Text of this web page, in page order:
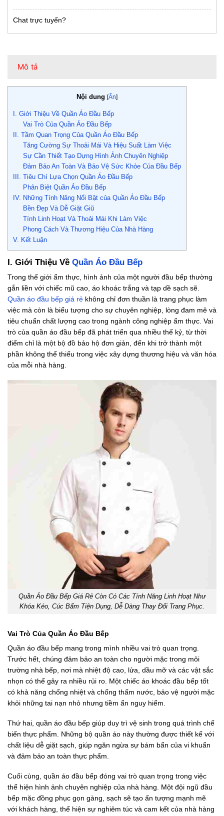
Chat trực tuyến?
Mô tả
Nội dung [Ẩn]
I. Giới Thiệu Về Quần Áo Đầu Bếp
Vai Trò Của Quần Áo Đầu Bếp
II. Tầm Quan Trọng Của Quần Áo Đầu Bếp
Tăng Cường Sự Thoải Mái Và Hiệu Suất Làm Việc
Sự Cần Thiết Tạo Dựng Hình Ảnh Chuyên Nghiệp
Đảm Bảo An Toàn Và Bảo Vệ Sức Khỏe Của Đầu Bếp
III. Tiêu Chí Lựa Chọn Quần Áo Đầu Bếp
Phân Biệt Quần Áo Đầu Bếp
IV. Những Tính Năng Nổi Bật của Quần Áo Đầu Bếp
Bền Đẹp Và Dễ Giặt Giũ
Tính Linh Hoạt Và Thoải Mái Khi Làm Việc
Phong Cách Và Thương Hiệu Của Nhà Hàng
V. Kết Luận
I. Giới Thiệu Về Quần Áo Đầu Bếp
Trong thế giới ẩm thực, hình ảnh của một người đầu bếp thường
gắn liền với chiếc mũ cao, áo khoác trắng và tạp dề sạch sẽ.
Quần áo đầu bếp giá rẻ không chỉ đơn thuần là trang phục làm
việc mà còn là biểu tượng cho sự chuyên nghiệp, lòng đam mê và
tiêu chuẩn chất lượng cao trong ngành công nghiệp ẩm thực. Vai
trò của quần áo đầu bếp đã phát triển qua nhiều thế kỷ, từ thời
điểm chỉ là một bộ đồ bảo hộ đơn giản, đến khi trở thành một
phần không thể thiếu trong việc xây dựng thương hiệu và văn hóa
của mỗi nhà hàng.
Quần Áo Đầu Bếp Giá Rẻ Còn Có Các Tính Năng Linh Hoạt Như
Khóa Kéo, Cúc Bấm Tiện Dụng, Dễ Dàng Thay Đổi Trang Phục.
Vai Trò Của Quần Áo Đầu Bếp
Quần áo đầu bếp mang trong mình nhiều vai trò quan trọng.
Trước hết, chúng đảm bảo an toàn cho người mặc trong môi
trường nhà bếp, nơi mà nhiệt độ cao, lửa, dầu mỡ và các vật sắc
nhọn có thể gây ra nhiều rủi ro. Một chiếc áo khoác đầu bếp tốt
có khả năng chống nhiệt và chống thấm nước, bảo vệ người mặc
khỏi những tai nạn nhỏ nhưng tiềm ẩn nguy hiểm.
Thứ hai, quần áo đầu bếp giúp duy trì vệ sinh trong quá trình chế
biến thực phẩm. Những bộ quần áo này thường được thiết kế với
chất liệu dễ giặt sạch, giúp ngăn ngừa sự bám bẩn của vi khuẩn
và đảm bảo an toàn thực phẩm.
Cuối cùng, quần áo đầu bếp đóng vai trò quan trọng trong việc
thể hiện hình ảnh chuyên nghiệp của nhà hàng. Một đội ngũ đầu
bếp mặc đồng phục gọn gàng, sạch sẽ tạo ấn tượng mạnh mẽ
với khách hàng, thể hiện sự nghiêm túc và cam kết của nhà hàng